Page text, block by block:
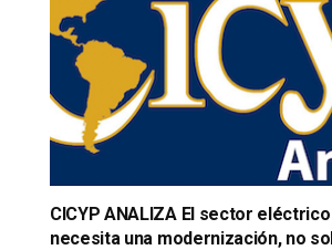
CICYP ANALIZA El sector
necesita una modernización, no